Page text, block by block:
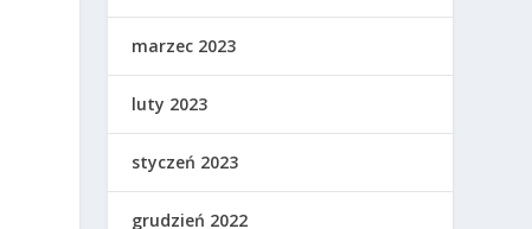
marzec 2023
luty 2023
styczeń 2023
grudzień 2022